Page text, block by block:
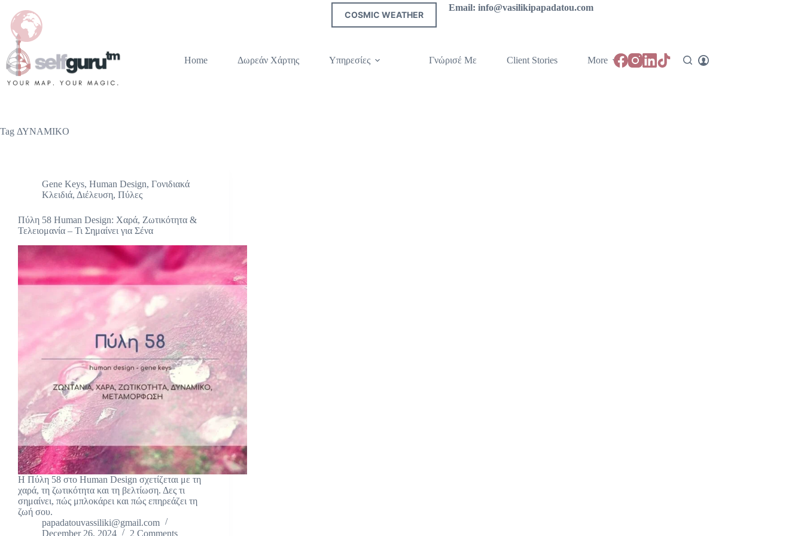
COSMIC WEATHER
Email: info@vasilikipapadatou.com
Home Δωρεάν Χάρτης Υπηρεσίες Γνώρισέ Με Client Stories More
Tag ΔΥΝΑΜΙΚO
Gene Keys, Human Design, Γονιδιακά
Κλειδιά, Διέλευση, Πύλες
Πύλη 58 Human Design: Χαρά, Ζωτικότητα &
Τελειομανία – Τι Σημαίνει για Σένα
Η Πύλη 58 στο Human Design σχετίζεται με τη
χαρά, τη ζωτικότητα και τη βελτίωση. Δες τι
σημαίνει, πώς μπλοκάρει και πώς επηρεάζει τη
ζωή σου.
papadatouvassiliki@gmail.com
December 26, 2024
2 Comments